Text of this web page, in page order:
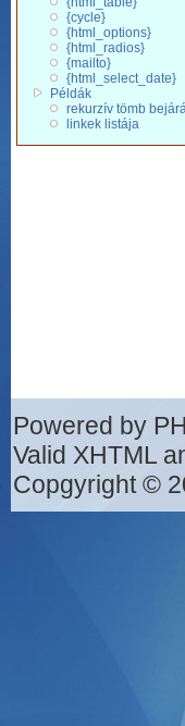
{cycle}
{html_options}
{html_radios}
{mailto}
{html_select_date}
Példák
rekurzív tömb
linkek listája
Powered by
Valid XHTML
Copgyright ©